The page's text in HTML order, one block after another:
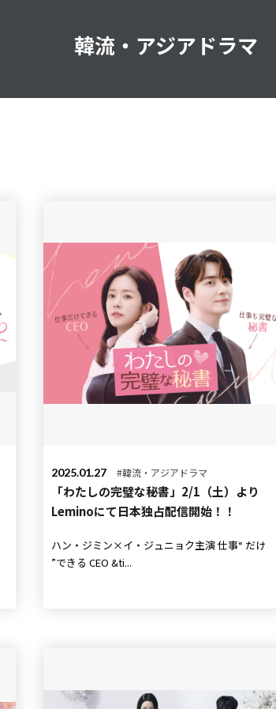
韓流・アジアドラマ
2025.01.27 #韓流・アジアドラマ
「わたしの完璧な秘書」2/1（土）より
Leminoにて日本独占配信開始！！
ハン・ジミン×イ・ジュニョク主演 仕事“ だけ
”できる CEO &ti...